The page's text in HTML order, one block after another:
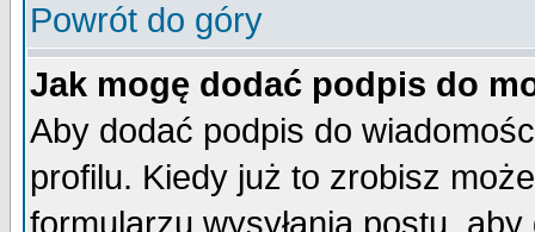
Powrót do góry
Jak mogę dodać podpis do
Aby dodać podpis do
profilu. Kiedy już to zrobisz
formularzu wysyłania postu,